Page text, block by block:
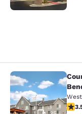
Country